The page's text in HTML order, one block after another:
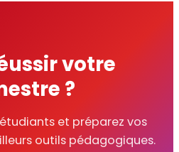
votre
?
et préparez vos
outils pédagogiques.